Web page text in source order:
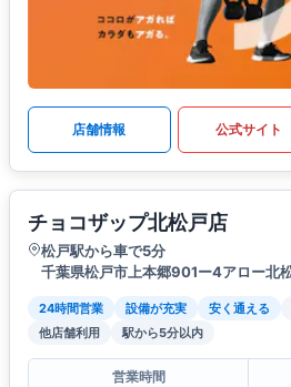
店舗情報 公式サイト
チョコザップ北松戸店
松戸駅から車で5分
千葉県松戸市上本郷901ー4アロー北
24時間営業 設備が充実 安く通える
他店舗利用
駅から5分以内
営業時間